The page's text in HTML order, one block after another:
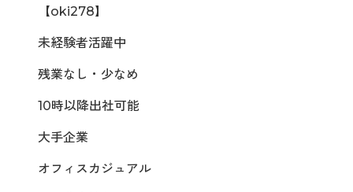
【oki278】
未経験者活躍中
残業なし・少なめ
10時以降出社可能
大手企業
オフィスカジュアル